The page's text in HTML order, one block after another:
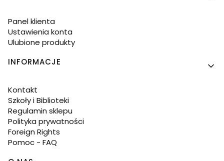
Panel klienta
Ustawienia konta
Ulubione produkty
INFORMACJE
Kontakt
Szkoły i Biblioteki
Regulamin sklepu
Polityka prywatności
Foreign Rights
Pomoc - FAQ